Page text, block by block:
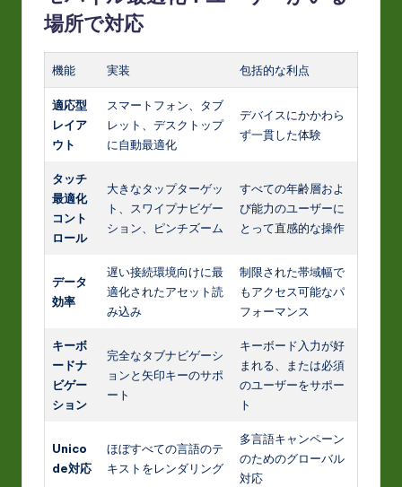
場所で対応
機能 実装 包括的な利点
適応型
レイア
ウト
スマートフォン、タブ
レット、デスクトップ
に自動最適化
デバイスにかかわら
ず一貫した体験
タッチ
最適化
コント
ロール
大きなタップターゲッ
ト、スワイプナビゲー
ション、ピンチズーム
すべての年齢層およ
び能力のユーザーに
とって直感的な操作
データ
効率
遅い接続環境向けに最
適化されたアセット読
み込み
制限された帯域幅で
もアクセス可能なパ
フォーマンス
キーボ
ードナ
ビゲー
ション
完全なタブナビゲーシ
ョンと矢印キーのサポ
ート
キーボード入力が好
まれる、または必須
のユーザーをサポー
ト
Unico
de対応
ほぼすべての言語のテ
キストをレンダリング
多言語キャンペーン
のためのグローバル
対応